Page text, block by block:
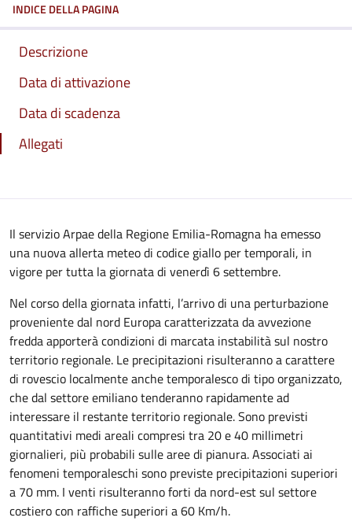
INDICE DELLA PAGINA
Descrizione
Data di attivazione
Data di scadenza
Allegati
Il servizio Arpae della Regione Emilia-Romagna ha emesso
una nuova allerta meteo di codice giallo per temporali, in
vigore per tutta la giornata di venerdì 6 settembre.
Nel corso della giornata infatti, l’arrivo di una perturbazione
proveniente dal nord Europa caratterizzata da avvezione
fredda apporterà condizioni di marcata instabilità sul nostro
territorio regionale. Le precipitazioni risulteranno a carattere
di rovescio localmente anche temporalesco di tipo organizzato,
che dal settore emiliano tenderanno rapidamente ad
interessare il restante territorio regionale. Sono previsti
quantitativi medi areali compresi tra 20 e 40 millimetri
giornalieri, più probabili sulle aree di pianura. Associati ai
fenomeni temporaleschi sono previste precipitazioni superiori
a 70 mm. I venti risulteranno forti da nord-est sul settore
costiero con raffiche superiori a 60 Km/h.